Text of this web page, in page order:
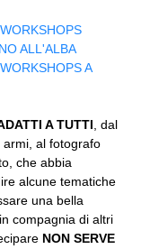
ALL'ALBA
A
A TUTTI , dal
al fotografo
che abbia
alcune tematiche
una bella
compagnia di altri
NON SERVE